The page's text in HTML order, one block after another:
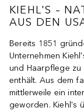
KIEHL'S –
AUS DEN
Bereits 1851
Unternehmen
und Haarpflege zu
enthält. Aus dem
mittlerweile ein
geworden. Kiehl's